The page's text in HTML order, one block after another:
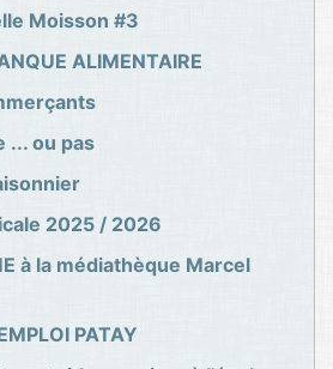
Moisson #3
ALIMENTAIRE
... ou pas
2025 / 2026
à la médiathèque Marcel
PATAY